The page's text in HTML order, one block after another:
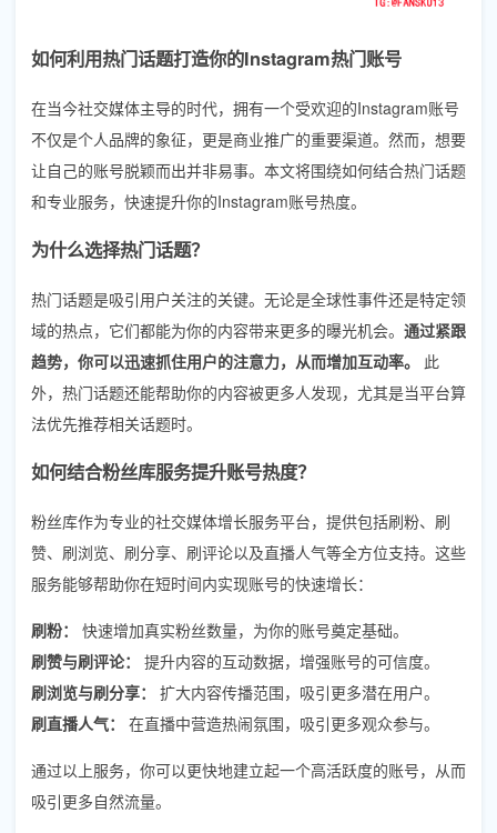
如何利用热门话题打造你的Instagram热门账号
在当今社交媒体主导的时代，拥有一个受欢迎的Instagram账号
不仅是个人品牌的象征，更是商业推广的重要渠道。然而，想要
让自己的账号脱颖而出并非易事。本文将围绕如何结合热门话题
和专业服务，快速提升你的Instagram账号热度。
为什么选择热门话题？
热门话题是吸引用户关注的关键。无论是全球性事件还是特定领
域的热点，它们都能为你的内容带来更多的曝光机会。 通过紧跟
趋势，你可以迅速抓住用户的注意力，从而增加互动率。
此
外，热门话题还能帮助你的内容被更多人发现，尤其是当平台算
法优先推荐相关话题时。
如何结合粉丝库服务提升账号热度？
粉丝库作为专业的社交媒体增长服务平台，提供包括刷粉、刷
赞、刷浏览、刷分享、刷评论以及直播人气等全方位支持。这些
服务能够帮助你在短时间内实现账号的快速增长：
刷粉：
快速增加真实粉丝数量，为你的账号奠定基础。
刷赞与刷评论：
提升内容的互动数据，增强账号的可信度。
刷浏览与刷分享：
扩大内容传播范围，吸引更多潜在用户。
刷直播人气：
在直播中营造热闹氛围，吸引更多观众参与。
通过以上服务，你可以更快地建立起一个高活跃度的账号，从而
吸引更多自然流量。